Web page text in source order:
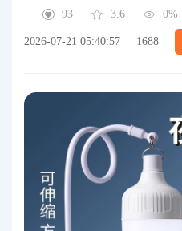
93
3.6 0%
2026-07-21 05:40:57 1688